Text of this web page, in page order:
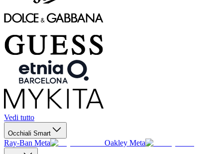
Vedi tutto
Occhiali Smart
Ray-Ban Meta Oakley Meta